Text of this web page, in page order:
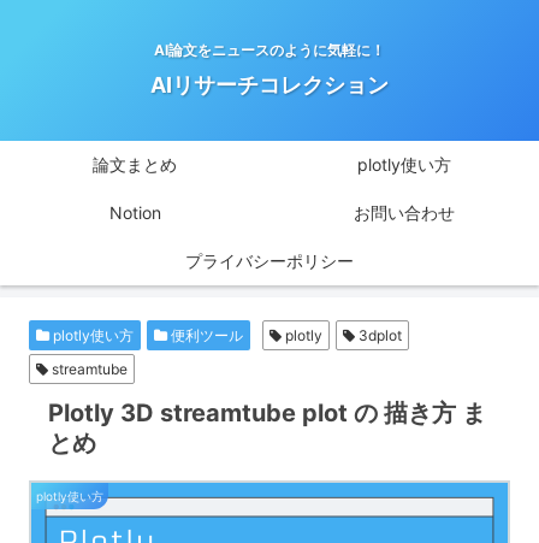
AI論文をニュースのように気軽に！
AIリサーチコレクション
論文まとめ plotly使い方
Notion お問い合わせ
プライバシーポリシー
plotly使い方 便利ツール plotly
3dplot
streamtube
Plotly 3D streamtube plot の 描き方 ま
とめ
plotly使い方